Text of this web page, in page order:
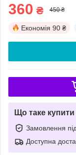
360 ₴ 450 ₴
Економія 90 ₴
Що таке
Замовлення
Доступна